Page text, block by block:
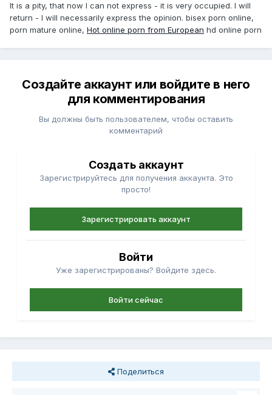
It is a pity, that now I can not express - it is very occupied. I will
return - I will necessarily express the opinion. bisex porn online,
porn mature online, Hot online porn from European hd online porn
Создайте аккаунт или войдите в него
для комментирования
Вы должны быть пользователем, чтобы оставить
комментарий
Создать аккаунт
Зарегистрируйтесь для получения аккаунта. Это
просто!
Зарегистрировать аккаунт
Войти
Уже зарегистрированы? Войдите здесь.
Войти сейчас
Поделиться